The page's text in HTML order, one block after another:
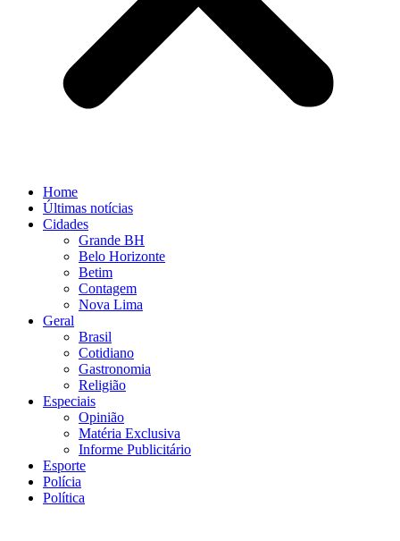
Home
Últimas notícias
Cidades
Grande BH
Belo Horizonte
Betim
Contagem
Nova Lima
Geral
Brasil
Cotidiano
Gastronomia
Religião
Especiais
Opinião
Matéria Exclusiva
Informe Publicitário
Esporte
Polícia
Política